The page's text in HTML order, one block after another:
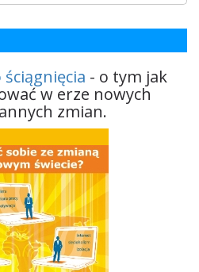
- o tym jak
w erze nowych
zmian.